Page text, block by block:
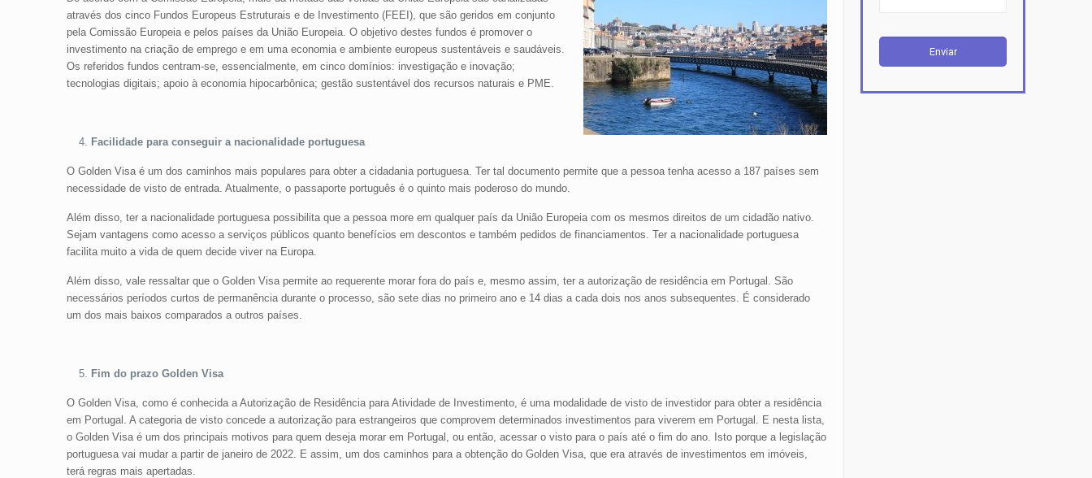
através dos cinco Fundos Europeus Estruturais e de Investimento (FEEI), que são geridos em conjunto
pela Comissão Europeia e pelos países da União Europeia. O objetivo destes fundos é promover o
investimento na criação de emprego e em uma economia e ambiente europeus sustentáveis e saudáveis.
Os referidos fundos centram-se, essencialmente, em cinco domínios: investigação e inovação;
tecnologias digitais; apoio à economia hipocarbônica; gestão sustentável dos recursos naturais e PME.
Facilidade para conseguir a nacionalidade portuguesa
O Golden Visa é um dos caminhos mais populares para obter a cidadania portuguesa. Ter tal documento permite que a pessoa tenha acesso a 187 países sem
necessidade de visto de entrada. Atualmente, o passaporte português é o quinto mais poderoso do mundo.
Além disso, ter a nacionalidade portuguesa possibilita que a pessoa more em qualquer país da União Europeia com os mesmos direitos de um cidadão nativo.
Sejam vantagens como acesso a serviços públicos quanto benefícios em descontos e também pedidos de financiamentos. Ter a nacionalidade portuguesa
facilita muito a vida de quem decide viver na Europa.
Além disso, vale ressaltar que o Golden Visa permite ao requerente morar fora do país e, mesmo assim, ter a autorização de residência em Portugal. São
necessários períodos curtos de permanência durante o processo, são sete dias no primeiro ano e 14 dias a cada dois nos anos subsequentes. É considerado
um dos mais baixos comparados a outros países.
Fim do prazo Golden Visa
O Golden Visa, como é conhecida a Autorização de Residência para Atividade de Investimento, é uma modalidade de visto de investidor para obter a residência
em Portugal. A categoria de visto concede a autorização para estrangeiros que comprovem determinados investimentos para viverem em Portugal. E nesta lista,
o Golden Visa é um dos principais motivos para quem deseja morar em Portugal, ou então, acessar o visto para o país até o fim do ano. Isto porque a legislação
portuguesa vai mudar a partir de janeiro de 2022. E assim, um dos caminhos para a obtenção do Golden Visa, que era através de investimentos em imóveis,
terá regras mais apertadas.